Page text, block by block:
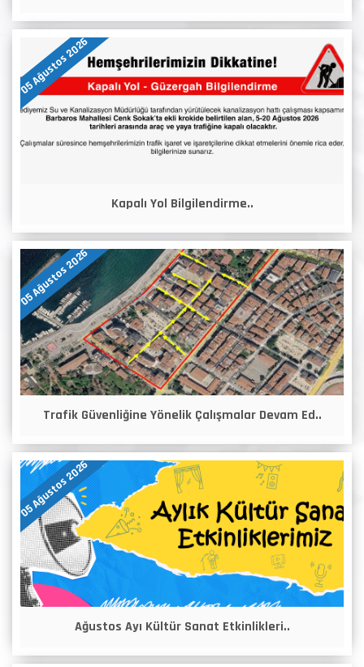
05 Ağustos 2026
Kapalı Yol Bilgilendirme..
05 Ağustos 2026
Trafik Güvenliğine Yönelik Çalışmalar Devam Ed..
05 Ağustos 2026
Ağustos Ayı Kültür Sanat Etkinlikleri..